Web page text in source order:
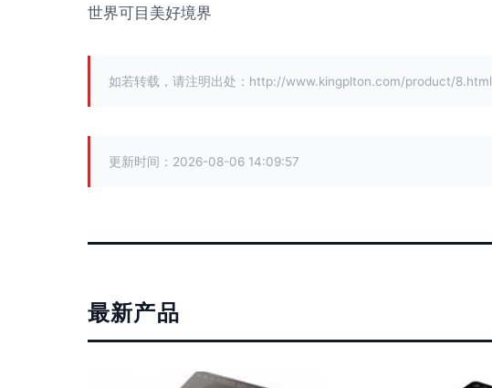
世界可目美好境界
如若转载，请注明出处：http://www.kingplton.com/product/8.html
更新时间：2026-08-06 14:09:57
最新产品